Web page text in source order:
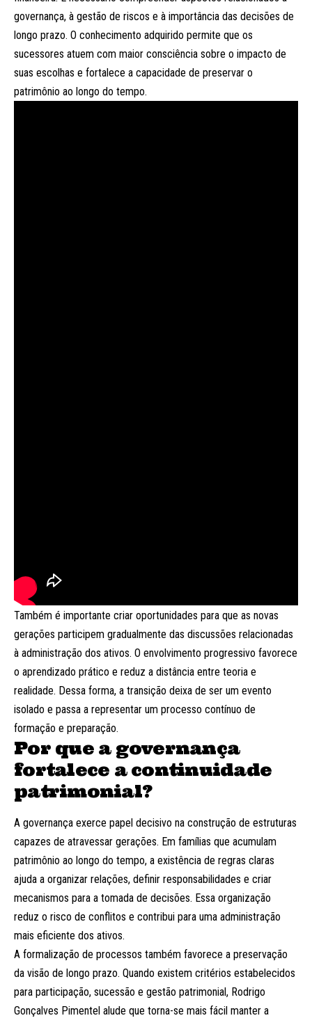
governança, à gestão de riscos e à importância das decisões de
longo prazo. O conhecimento adquirido permite que os
sucessores atuem com maior consciência sobre o impacto de
suas escolhas e fortalece a capacidade de preservar o
patrimônio ao longo do tempo.
Também é importante criar oportunidades para que as novas
gerações participem gradualmente das discussões relacionadas
à administração dos ativos. O envolvimento progressivo favorece
o aprendizado prático e reduz a distância entre teoria e
realidade. Dessa forma, a transição deixa de ser um evento
isolado e passa a representar um processo contínuo de
formação e preparação.
Por que a governança
fortalece a continuidade
patrimonial?
A governança exerce papel decisivo na construção de estruturas
capazes de atravessar gerações. Em famílias que acumulam
patrimônio ao longo do tempo, a existência de regras claras
ajuda a organizar relações, definir responsabilidades e criar
mecanismos para a tomada de decisões. Essa organização
reduz o risco de conflitos e contribui para uma administração
mais eficiente dos ativos.
A formalização de processos também favorece a preservação
da visão de longo prazo. Quando existem critérios estabelecidos
para participação, sucessão e gestão patrimonial, Rodrigo
Gonçalves Pimentel alude que torna-se mais fácil manter a